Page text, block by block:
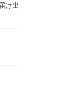
け出